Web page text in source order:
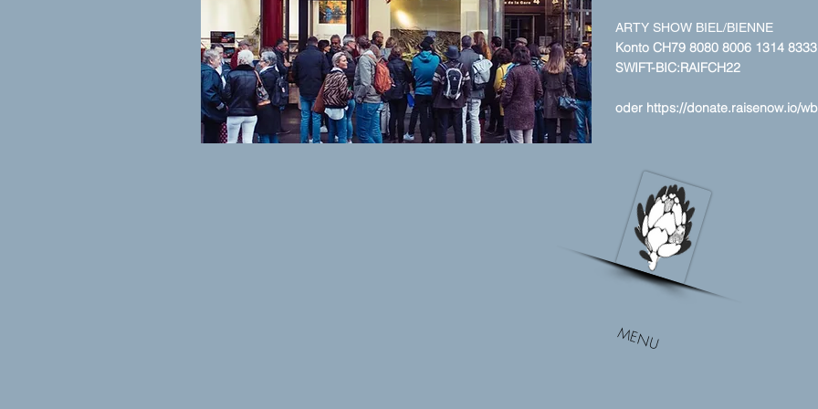
ARTY SHOW BIEL/BIENNE
Konto CH79 8080 8006 1314
SWIFT-BIC:RAIFCH22
oder https://donate.raisenow.io/
MENU